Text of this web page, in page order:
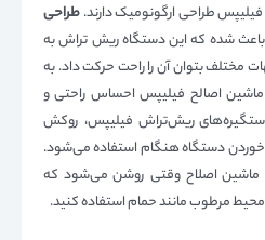
طراحی ارگونومیک دارند. طراحی
شده که این دستگاه ریش تراش به
مختلف بتوان آن را راحت حرکت داد. به
اصالح فیلیپس احساس راحتی و
ریش‌تراش فیلیپس، روکش
خوردن دستگاه هنگام استفاده می‌شود.
ماشین اصلاح وقتی روشن می‌شود که
مرطوب مانند حمام استفاده کنید.